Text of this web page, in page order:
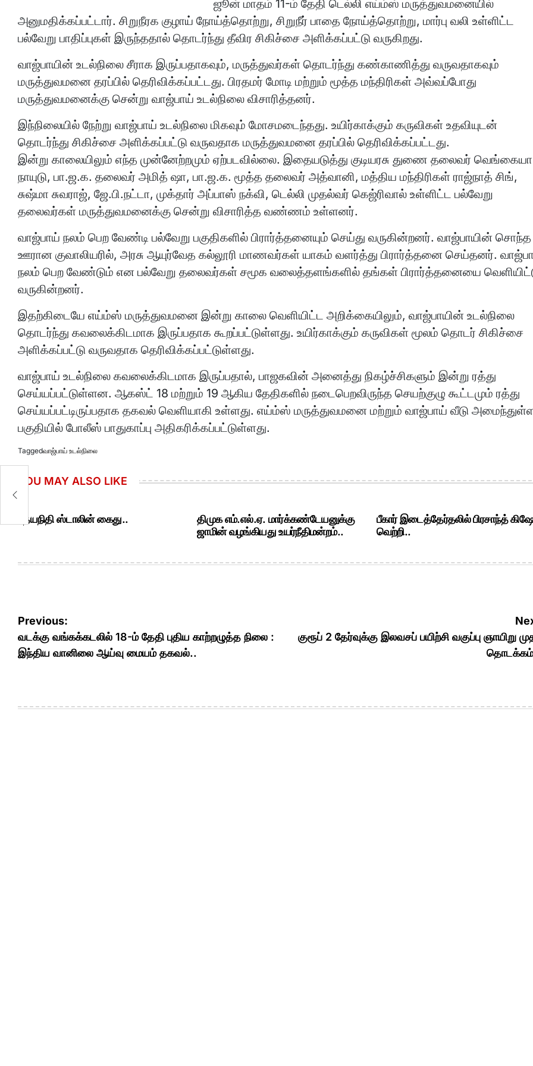
ஜூன் மாதம் 11-ம் தேதி டெல்லி எய்ம்ஸ் மருத்துவமனையில்
அனுமதிக்கப்பட்டார். சிறுநீரக குழாய் நோய்த்தொற்று, சிறுநீர் பாதை நோய்த்தொற்று, மார்பு வலி உள்ளிட்ட
பல்வேறு பாதிப்புகள் இருந்ததால் தொடர்ந்து தீவிர சிகிச்சை அளிக்கப்பட்டு வருகிறது.
வாஜ்பாயின் உடல்நிலை சீராக இருப்பதாகவும், மருத்துவர்கள் தொடர்ந்து கண்காணித்து வருவதாகவும்
மருத்துவமனை தரப்பில் தெரிவிக்கப்பட்டது. பிரதமர் மோடி மற்றும் மூத்த மந்திரிகள் அவ்வப்போது
மருத்துவமனைக்கு சென்று வாஜ்பாய் உடல்நிலை விசாரித்தனர்.
இந்நிலையில் நேற்று வாஜ்பாய் உடல்நிலை மிகவும் மோசமடைந்தது. உயிர்காக்கும் கருவிகள் உதவியுடன்
தொடர்ந்து சிகிச்சை அளிக்கப்பட்டு வருவதாக மருத்துவமனை தரப்பில் தெரிவிக்கப்பட்டது.
இன்று காலையிலும் எந்த முன்னேற்றமும் ஏற்படவில்லை. இதையடுத்து குடியரசு துணை தலைவர் வெங்கையா
நாயுடு, பா.ஜ.க. தலைவர் அமித் ஷா, பா.ஜ.க. மூத்த தலைவர் அத்வானி, மத்திய மந்திரிகள் ராஜ்நாத் சிங்,
சுஷ்மா சுவராஜ், ஜே.பி.நட்டா, முக்தார் அப்பாஸ் நக்வி, டெல்லி முதல்வர் கெஜ்ரிவால் உள்ளிட்ட பல்வேறு
தலைவர்கள் மருத்துவமனைக்கு சென்று விசாரித்த வண்ணம் உள்ளனர்.
வாஜ்பாய் நலம் பெற வேண்டி பல்வேறு பகுதிகளில் பிரார்த்தனையும் செய்து வருகின்றனர். வாஜ்பாயின் சொந்த
ஊரான குவாலியரில், அரசு ஆயுர்வேத கல்லூரி மாணவர்கள் யாகம் வளர்த்து பிரார்த்தனை செய்தனர்.
நலம் பெற வேண்டும் என பல்வேறு தலைவர்கள் சமூக வலைத்தளங்களில் தங்கள் பிரார்த்தனையை
வருகின்றனர்.
இதற்கிடையே எய்ம்ஸ் மருத்துவமனை இன்று காலை வெளியிட்ட அறிக்கையிலும், வாஜ்பாயின் உடல்நிலை
தொடர்ந்து கவலைக்கிடமாக இருப்பதாக கூறப்பட்டுள்ளது. உயிர்காக்கும் கருவிகள் மூலம் தொடர் சிகிச்சை
அளிக்கப்பட்டு வருவதாக தெரிவிக்கப்பட்டுள்ளது.
வாஜ்பாய் உடல்நிலை கவலைக்கிடமாக இருப்பதால், பாஜகவின் அனைத்து நிகழ்ச்சிகளும் இன்று ரத்து
செய்யப்பட்டுள்ளன. ஆகஸ்ட் 18 மற்றும் 19 ஆகிய தேதிகளில் நடைபெறவிருந்த செயற்குழு கூட்டமும் ரத்து
செய்யப்பட்டிருப்பதாக தகவல் வெளியாகி உள்ளது. எய்ம்ஸ் மருத்துவமனை மற்றும் வாஜ்பாய் வீடு
பகுதியில் போலீஸ் பாதுகாப்பு அதிகரிக்கப்பட்டுள்ளது.
Taggedவாஜ்பாய் உடல்நிலை
YOU MAY ALSO LIKE
உதயநிதி ஸ்டாலின் கைது..
திமுக எம்.எல்.ஏ. மார்க்கண்டேயனுக்கு
ஜாமின் வழங்கியது உயர்நீதிமன்றம்..
பீகார் இடைத்தேர்தலில் பிரசாந்த்
வெற்றி..
Post
navigation
Previous:
வடக்கு வங்கக்கடலில் 18-ம் தேதி புதிய காற்றழுத்த நிலை :
இந்திய வானிலை ஆய்வு மையம் தகவல்..
குரூப் 2 தேர்வுக்கு இலவசப் பயிற்சி வகுப்பு ஞாயிறு